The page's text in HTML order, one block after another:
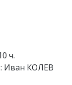
ч.
Иван КОЛЕВ